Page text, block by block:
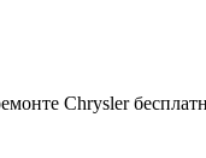
Chrysler